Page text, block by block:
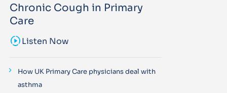
Chronic Cough in Primary
Care
sound_samplerListen Now
How UK Primary Care physicians deal with
asthma